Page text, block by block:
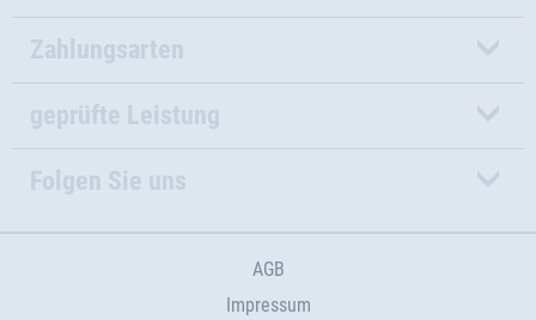
Zahlungsarten
geprüfte Leistung
Folgen Sie uns
AGB
Impressum